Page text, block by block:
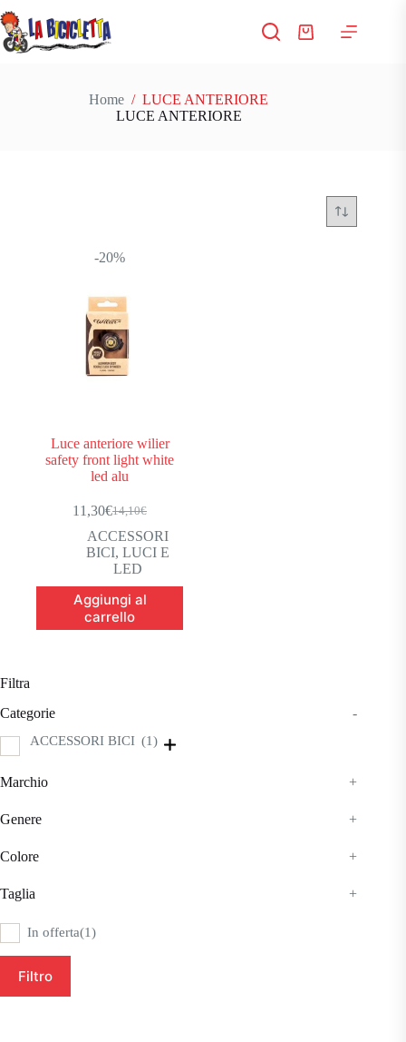
al
contenuto
Carrello
Home / LUCE ANTERIORE
LUCE ANTERIORE
-20%
Luce anteriore wilier
safety front light white
led alu
14,10€
Il
prezzo
originale
era:
14,10€.
11,30€Il
prezzo
attuale
è:
11,30€.
ACCESSORI
BICI,LUCI E
LED
Aggiungi al
carrello
Filtra
Categorie
-
ACCESSORI BICI (1)
Marchio +
Genere +
Colore +
Taglia +
In offerta(1)
Filtro